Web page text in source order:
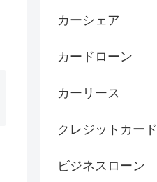
カーシェア
カードローン
カーリース
クレジットカード
ビジネスローン